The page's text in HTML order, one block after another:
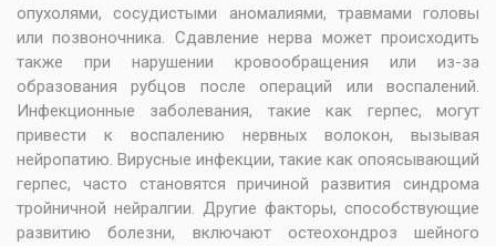
опухолями, сосудистыми аномалиями, травмами головы
или позвоночника. Сдавление нерва может происходить
также при нарушении кровообращения или из-за
образования рубцов после операций или воспалений.
Инфекционные заболевания, такие как герпес, могут
привести к воспалению нервных волокон, вызывая
нейропатию. Вирусные инфекции, такие как опоясывающий
герпес, часто становятся причиной развития синдрома
тройничной нейралгии. Другие факторы, способствующие
развитию болезни, включают остеохондроз шейного